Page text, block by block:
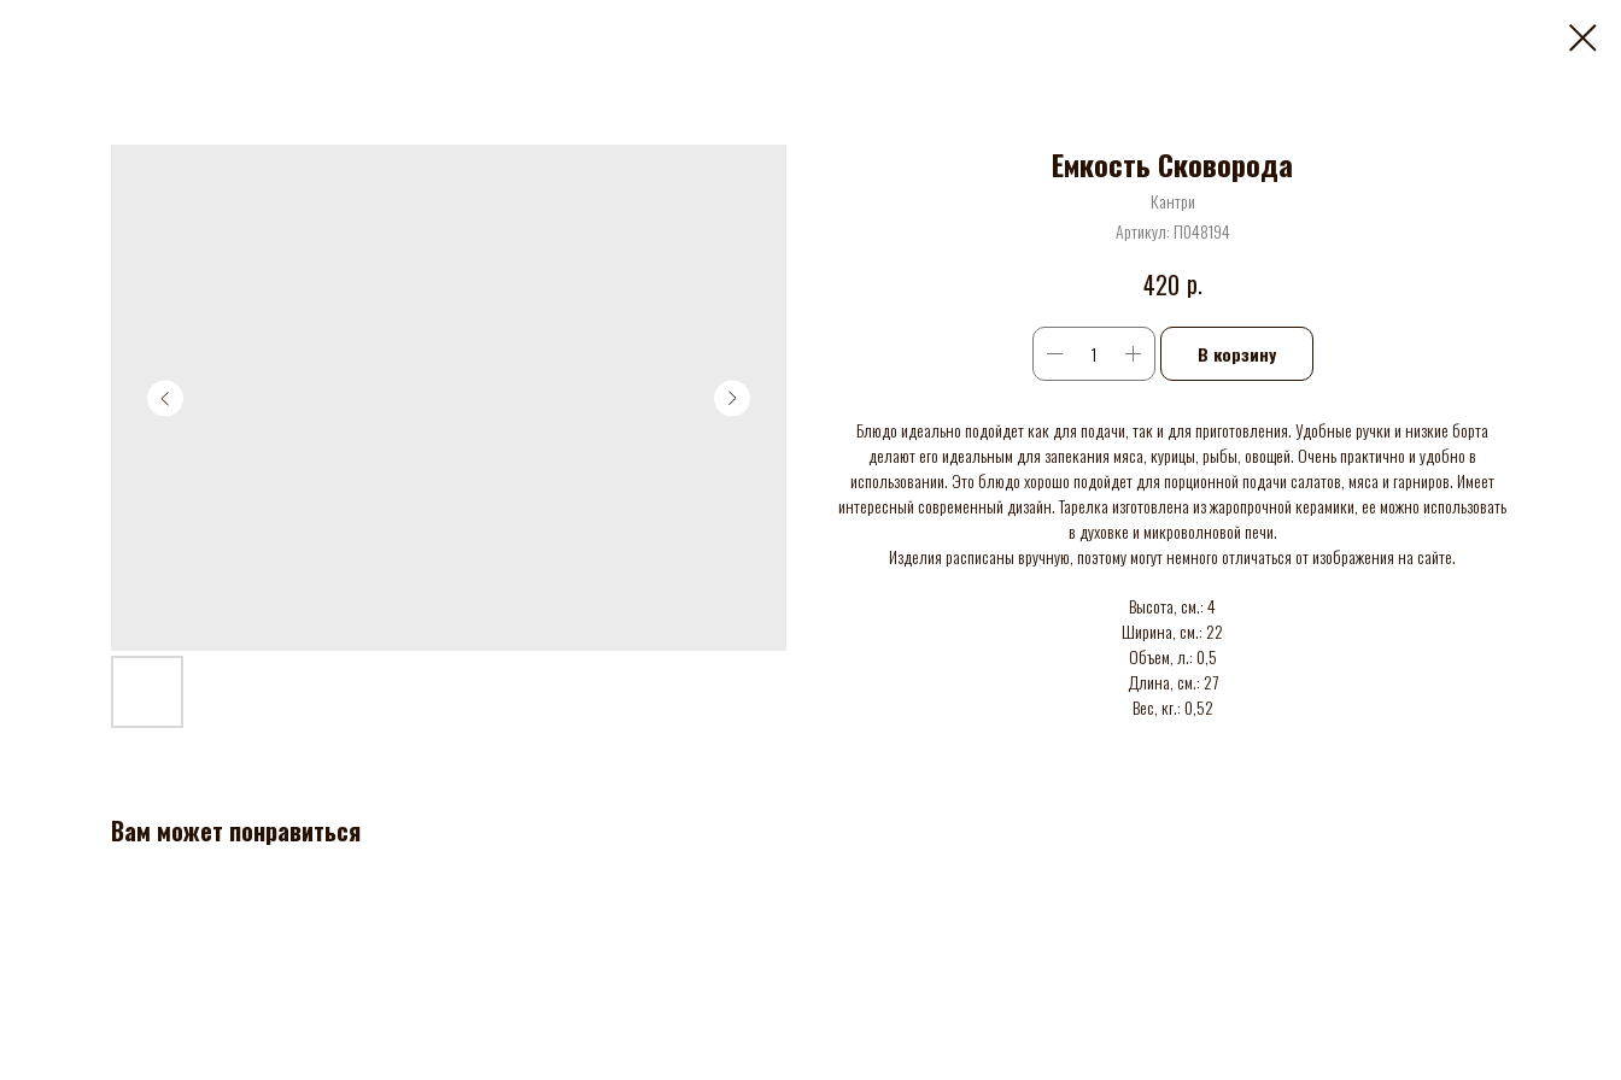
Емкость Сковорода
Кантри
Артикул: П048194
420 р.
В корзину
Блюдо идеально подойдет как для подачи, так и для приготовления. Удобные ручки и низкие борта
делают его идеальным для запекания мяса, курицы, рыбы, овощей. Очень практично и удобно в
использовании. Это блюдо хорошо подойдет для порционной подачи салатов, мяса и гарниров. Имеет
интересный современный дизайн. Тарелка изготовлена из жаропрочной керамики, ее можно использовать
в духовке и микроволновой печи.
Изделия расписаны вручную, поэтому могут немного отличаться от изображения на сайте.
Высота, см.: 4
Ширина, см.: 22
Объем, л.: 0,5
Длина, см.: 27
Вес, кг.: 0,52
Вам может понравиться